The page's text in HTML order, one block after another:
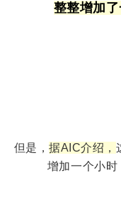
整整增加
但是，据AIC介绍，
增加一个小时